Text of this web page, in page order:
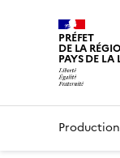
PRÉFET
DE LA
PAYS DE LA